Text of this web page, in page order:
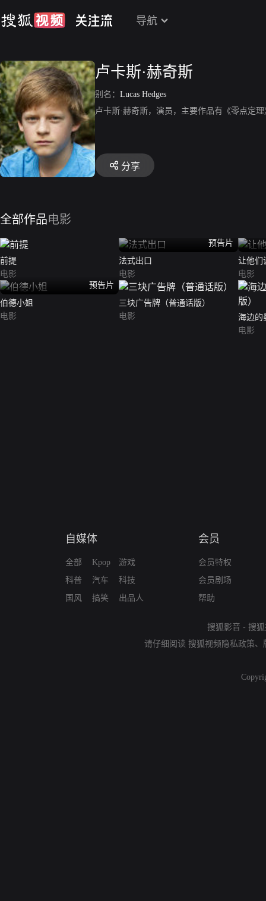
导航
卢卡斯·赫奇斯
别名： Lucas Hedges
卢卡斯·赫奇斯，演员，主要作品有《零点定
分享
全部作品电影
前提
电影
预告片
法式出口
电影
让他们
电影
预告片
伯德小姐
电影
三块广告牌（普通话版）
电影
海边的
电影
自媒体
全部
科普
国风
Kpop
汽车
搞笑
游戏
科技
出品人
会员
会员特权
会员剧场
帮助
搜狐影音 - 搜
请仔细阅读 搜狐视频隐私政策、